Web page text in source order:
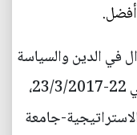
أفضل.
في الدين والسياسة
الذي يعقد بمدينة كربلاء المقدسة في 22-23/3/2017،
جامعة